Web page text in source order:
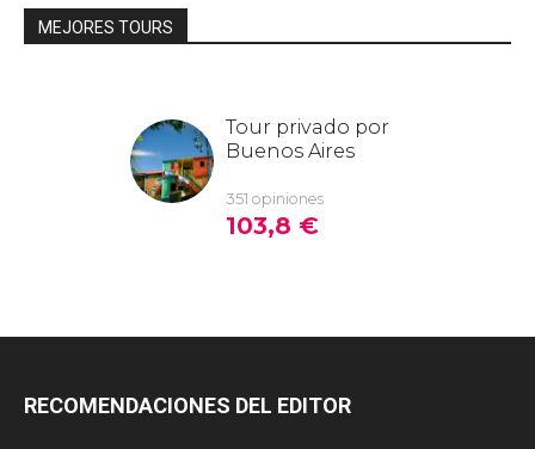
MEJORES TOURS
RECOMENDACIONES DEL EDITOR